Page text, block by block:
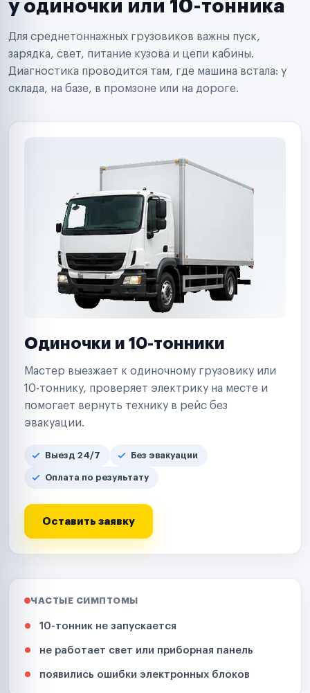
Поставщики запчастей
Аренда спецтехники
Ремонт спецтехники
Ритейл-сети
Управляющие компании
Страховые компании
у одиночки или 10-тонника
Для среднетоннажных грузовиков важны пуск,
зарядка, свет, питание кузова и цепи кабины.
Диагностика проводится там, где машина встала: у
склада, на базе, в промзоне или на дороге.
Одиночки и 10-тонники
Мастер выезжает к одиночному грузовику или
10-тоннику, проверяет электрику на месте и
помогает вернуть технику в рейс без
эвакуации.
Выезд 24/7 Без эвакуации
Оплата по результату
Оставить заявку
ЧАСТЫЕ СИМПТОМЫ
10-тонник не запускается
не работает свет или приборная панель
появились ошибки электронных блоков